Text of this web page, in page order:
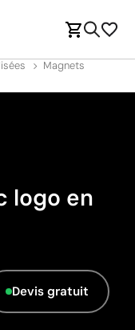
Magnets
logo en
Devis gratuit